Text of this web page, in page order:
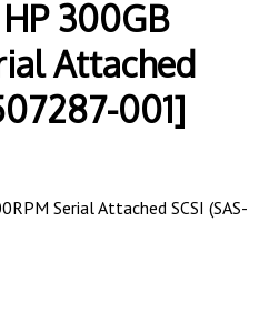
300GB
Attached
001]
Serial Attached SCSI (SAS-